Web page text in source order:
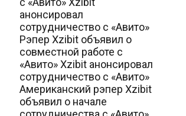
анонсировал
сотрудничество с «Авито»
Рэпер Xzibit объявил о
совместной работе с
«Авито» Xzibit анонсировал
сотрудничество с «Авито»
Американский рэпер Xzibit
объявил о начале